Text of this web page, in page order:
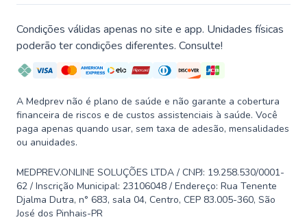
Condições válidas apenas no site e app. Unidades físicas
poderão ter condições diferentes. Consulte!
A Medprev não é plano de saúde e não garante a cobertura
financeira de riscos e de custos assistenciais à saúde. Você
paga apenas quando usar, sem taxa de adesão, mensalidades
ou anuidades.
MEDPREV.ONLINE SOLUÇÕES LTDA / CNPJ: 19.258.530/0001-
62 / Inscrição Municipal: 23106048 / Endereço: Rua Tenente
Djalma Dutra, n° 683, sala 04, Centro, CEP 83.005-360, São
José dos Pinhais-PR